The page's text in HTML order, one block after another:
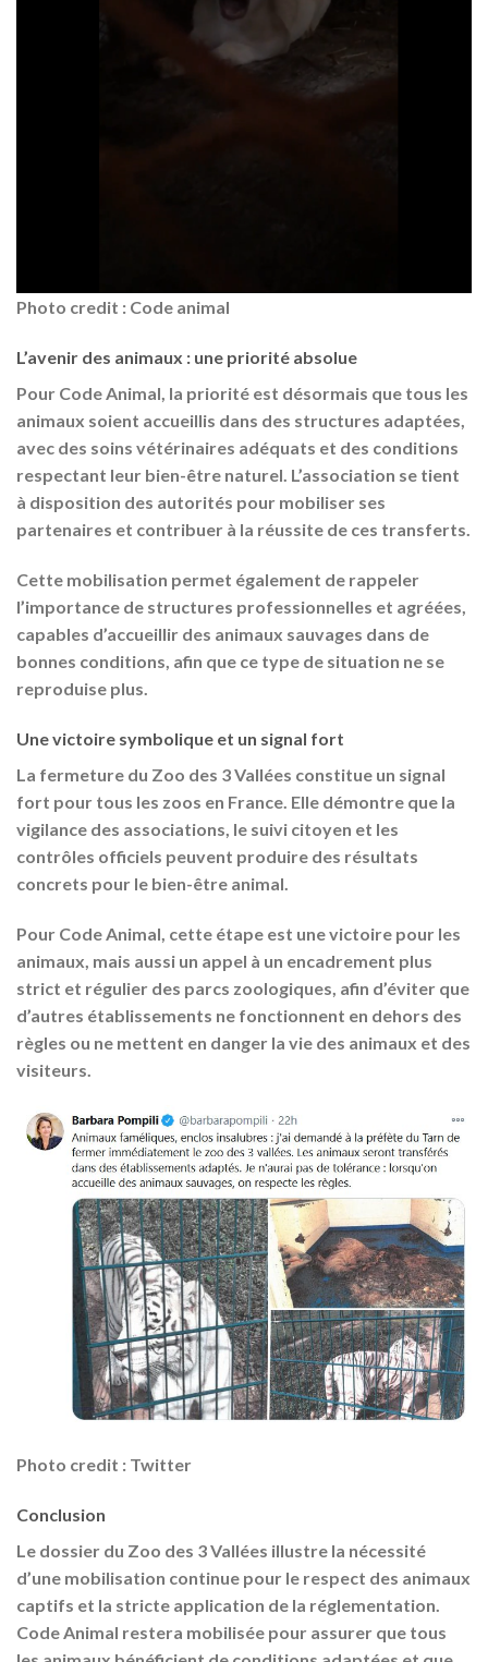
Photo credit : Code animal
L’avenir des animaux : une priorité absolue
Pour Code Animal, la priorité est désormais que tous les
animaux soient accueillis dans des structures adaptées,
avec des soins vétérinaires adéquats et des conditions
respectant leur bien-être naturel. L’association se tient
à disposition des autorités pour mobiliser ses
partenaires et contribuer à la réussite de ces transferts.
Cette mobilisation permet également de rappeler
l’importance de structures professionnelles et agréées,
capables d’accueillir des animaux sauvages dans de
bonnes conditions, afin que ce type de situation ne se
reproduise plus.
Une victoire symbolique et un signal fort
La fermeture du Zoo des 3 Vallées constitue un signal
fort pour tous les zoos en France. Elle démontre que la
vigilance des associations, le suivi citoyen et les
contrôles officiels peuvent produire des résultats
concrets pour le bien-être animal.
Pour Code Animal, cette étape est une victoire pour les
animaux, mais aussi un appel à un encadrement plus
strict et régulier des parcs zoologiques, afin d’éviter que
d’autres établissements ne fonctionnent en dehors des
règles ou ne mettent en danger la vie des animaux et des
visiteurs.
Photo credit : Twitter
Conclusion
Le dossier du Zoo des 3 Vallées illustre la nécessité
d’une mobilisation continue pour le respect des animaux
captifs et la stricte application de la réglementation.
Code Animal restera mobilisée pour assurer que tous